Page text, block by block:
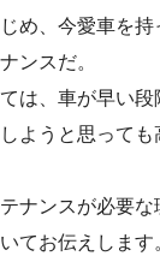
め、今愛車を
ンスだ。
は、車が早い
ようと思って
ナンスが必要な
てお伝えします